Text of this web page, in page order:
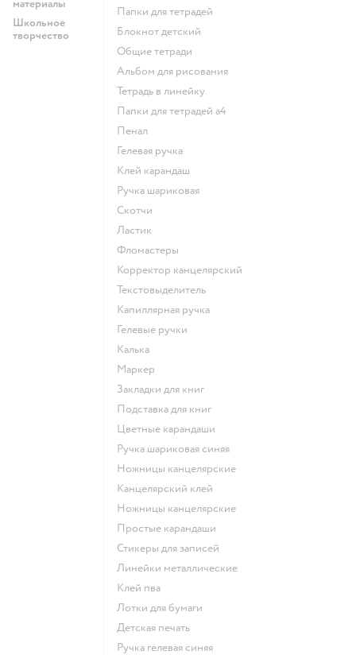
материалы
Школьное
творчество
Папки для тетрадей
Блокнот детский
Общие тетради
Альбом для рисования
Тетрадь в линейку
Папки для тетрадей а4
Пенал
Гелевая ручка
Клей карандаш
Ручка шариковая
Скотчи
Ластик
Фломастеры
Корректор канцелярский
Текстовыделитель
Капиллярная ручка
Гелевые ручки
Калька
Маркер
Закладки для книг
Подставка для книг
Цветные карандаши
Ручка шариковая синяя
Ножницы канцелярские
Канцелярский клей
Ножницы канцелярские
Простые карандаши
Стикеры для записей
Линейки металлические
Клей пва
Лотки для бумаги
Детская печать
Ручка гелевая синяя